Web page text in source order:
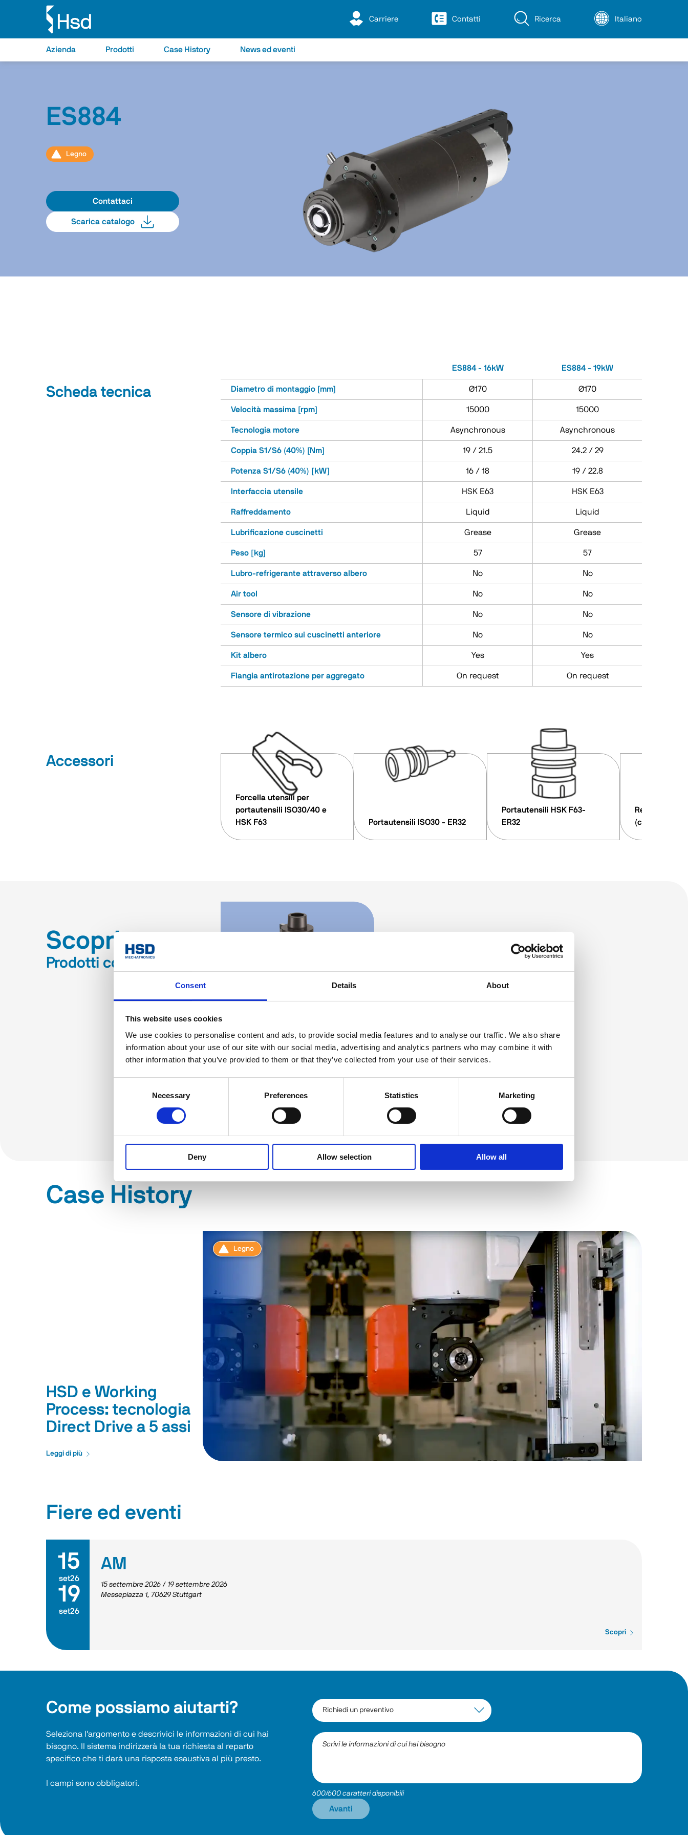
Consent Details About
This website uses cookies
We use cookies to personalise content and ads, to provide social media features and to analyse our traffic. We also share
information about your use of our site with our social media, advertising and analytics partners who may combine it with
other information that you’ve provided to them or that they’ve collected from your use of their services.
Necessary Preferences Statistics Marketing
Deny Allow selection Allow all
Carriere Contatti Ricerca Italiano
Azienda Prodotti Case History News ed eventi
ES884
Legno
Contattaci
Scarica catalogo
Scheda tecnica
ES884 - 16kW ES884 - 19kW
Diametro di montaggio [mm] Ø170 Ø170
Velocità massima [rpm] 15000 15000
Tecnologia motore Asynchronous Asynchronous
Coppia S1/S6 (40%) [Nm] 19 / 21.5 24.2 / 29
Potenza S1/S6 (40%) [kW] 16 / 18 19 / 22.8
Interfaccia utensile HSK E63 HSK E63
Raffreddamento Liquid Liquid
Lubrificazione cuscinetti Grease Grease
Peso [kg] 57 57
Lubro-refrigerante attraverso albero No No
Air tool No No
Sensore di vibrazione No No
Sensore termico sui cuscinetti anteriore No No
Kit albero Yes Yes
Flangia antirotazione per aggregato On request On request
Accessori
Forcella utensili per
portautensili ISO30/40 e
HSK F63
Portautensili ISO30 - ER32
Portautensili HSK F63-
ER32
Refrigeratore
(chiller)
Scopri
Prodotti correlati
AGGREGATO
FORATURA
Case History
Legno
HSD e Working
Process: tecnologia
Direct Drive a 5 assi
Leggi di più
Fiere ed eventi
15
set26
19
set26
AM
15 settembre 2026 / 19 settembre 2026
Messepiazza 1, 70629 Stuttgart
Scopri
Come possiamo aiutarti?
Seleziona l'argomento e descrivici le informazioni di cui hai
bisogno. Il sistema indirizzerà la tua richiesta al reparto
specifico che ti darà una risposta esaustiva al più presto.
I campi sono obbligatori.
600/600 caratteri disponibili
Avanti